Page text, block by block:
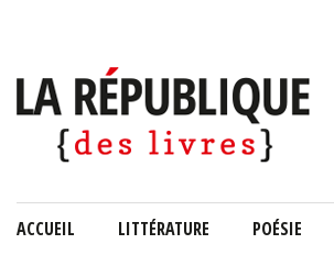
ACCUEIL LITTÉRATURE POÉSIE